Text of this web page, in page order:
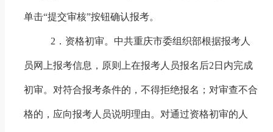
单击“提交审核”按钮确认报考。
2 ．资格初审。中共重庆市委组织部根据报考人
员网上报考信息，原则上在报考人员报名后2 日内完成
初审。对符合报考条件的，不得拒绝报名；对审查不合
格的，应向报考人员说明理由。对通过资格初审的人